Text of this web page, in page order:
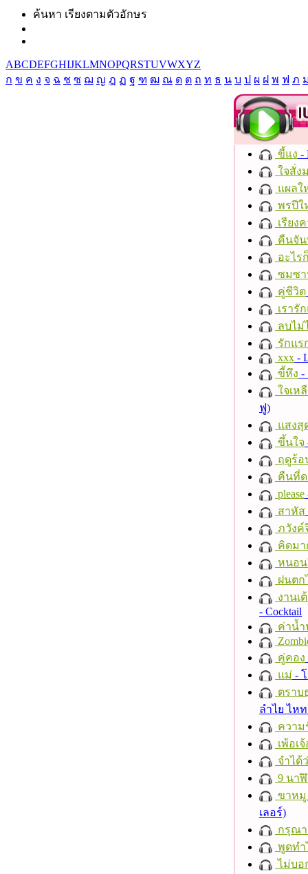
ค้นหา เรียงตามตัวอักษร
ABCDEFGHIJKLMNOPQRSTUVWXYZ
ก ข ค ง จ ฉ ช ซ ฌ ญ ฎ ฏ ฐ ฑ ฒ ณ ด ต ถ ท ธ น บ ป ผ ฝ พ ฟ ภ
ขี้แง -
ใจสั่ง
แผลใ
พรปีใ
เรียง
คืนจั
อะไร
ซมซ
คู่ชีวิต
เรารั
ลบไม่
รักแร
xxx -
ขี้หึง -
ใจเห
ฟู)
แสงสุ
ขึ้นใจ
ฤดูร้อ
คืนที่ด
please
สาหัส
ภวังค์
คิดมา
หนอน
ฝนตก
งานเ
- Cocktail
ค่าน้
คู่คอง
แม่ -
ตราบ
ลำไย ไห
ความ
เพ้อเ
จำได้
9 นา
ขาหมู
เลอร์)
กรุณา
พูดทำ
ไม่บอ